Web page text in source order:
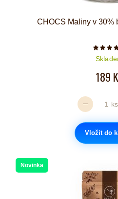
CHOCS Maliny v 30%
189
ks
Vložit do
Novinka